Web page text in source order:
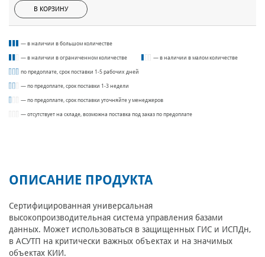
В КОРЗИНУ
— в наличии в большом количестве
— в наличии в ограниченном количестве — в наличии в малом количестве
по предоплате, срок поставки 1-5 рабочих дней
— по предоплате, срок поставки 1-3 недели
— по предоплате, срок поставки уточняйте у менеджеров
— отсутствует на складе, возможна поставка под заказ по предоплате
ОПИСАНИЕ ПРОДУКТА
Сертифицированная универсальная
высокопроизводительная система управления базами
данных. Может использоваться в защищенных ГИС и ИСПДн,
в АСУТП на критически важных объектах и на значимых
объектах КИИ.